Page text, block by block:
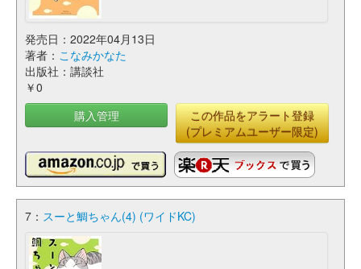
発売日：2022年04月13日
著者： こなみかなた
出版社：講談社
￥0
購入管理
この作品をアラート登録
(プレミアムユーザー限定)
7： スーと鯛ちゃん(4) (ワイドKC)